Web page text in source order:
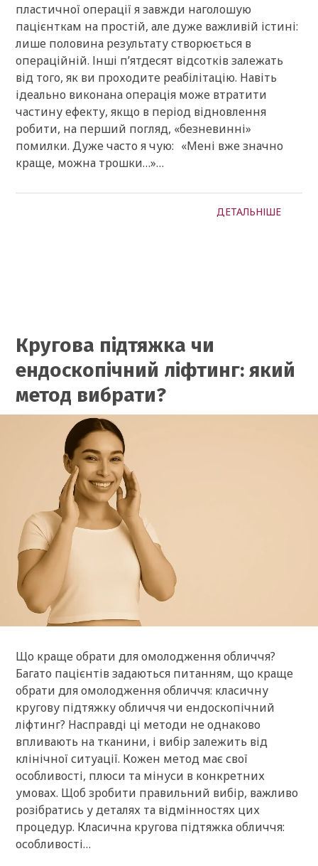
пластичної операції я завжди наголошую
пацієнткам на простій, але дуже важливій істині:
лише половина результату створюється в
операційній. Інші п’ятдесят відсотків залежать
від того, як ви проходите реабілітацію. Навіть
ідеально виконана операція може втратити
частину ефекту, якщо в період відновлення
робити, на перший погляд, «безневинні»
помилки. Дуже часто я чую: «Мені вже значно
краще, можна трошки…»…
ДЕТАЛЬНІШЕ
Кругова підтяжка чи
ендоскопічний ліфтинг: який
метод вибрати?
Що краще обрати для омолодження обличчя?
Багато пацієнтів задаються питанням, що краще
обрати для омолодження обличчя: класичну
кругову підтяжку обличчя чи ендоскопічний
ліфтинг? Насправді ці методи не однаково
впливають на тканини, і вибір залежить від
клінічної ситуації. Кожен метод має свої
особливості, плюси та мінуси в конкретних
умовах. Щоб зробити правильний вибір, важливо
розібратись у деталях та відмінностях цих
процедур. Класична кругова підтяжка обличчя:
особливості…